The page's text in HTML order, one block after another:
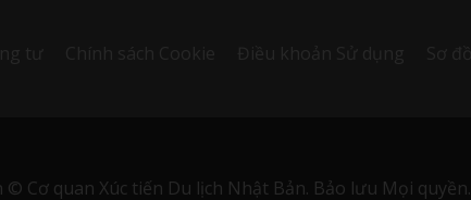
© Cơ quan Xúc tiến Du lịch Nhật Bản. Bảo lưu Mọi quyền.